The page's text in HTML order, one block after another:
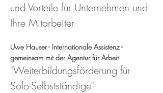
und Vorteile für Unternehmen und
Ihre Mitarbeiter
Uwe Hauser - Internationale Assistenz -
gemeinsam mit der Agentur für Arbeit
"Weiterbildungsförderung für
Solo-Selbstständige"